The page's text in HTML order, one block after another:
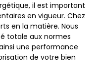
il est important
en vigueur. Chez
en la matière. Nous
totale aux normes
une performance
de votre bien